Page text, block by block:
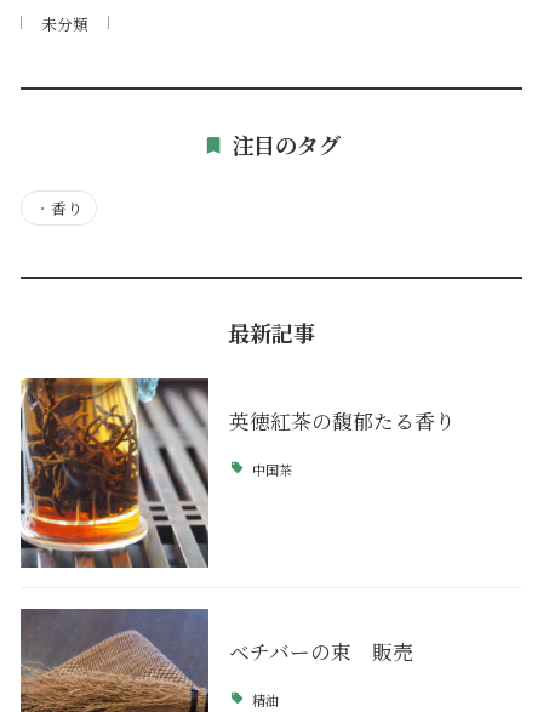
未分類
注目のタグ
・ 香り
最新記事
英徳紅茶の馥郁たる香り
中国茶
ベチバーの束 販売
精油